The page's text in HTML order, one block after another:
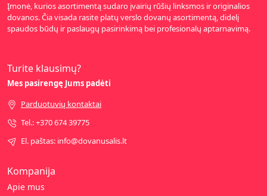
Įmonė, kurios asortimentą sudaro įvairių rūšių linksmos ir originalios
dovanos. Čia visada rasite platų verslo dovanų asortimentą, didelį
spaudos būdų ir paslaugų pasirinkimą bei profesionalų aptarnavimą.
Kompanija
Apie mus
Turite klausimų?
Mes pasirengę Jums padėti
Parduotuvių kontaktai
Tel.: +370 674 39775
El. paštas: info@dovanusalis.lt